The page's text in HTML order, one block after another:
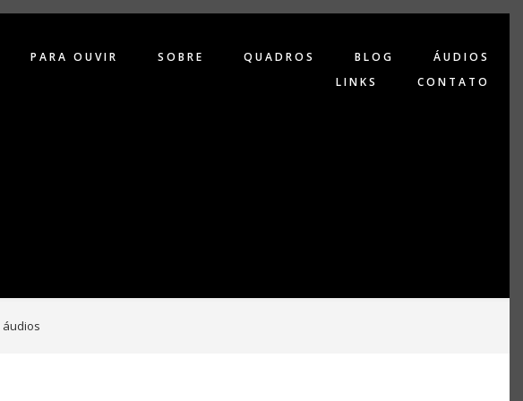
PARA OUVIR SOBRE QUADROS BLOG
ÁUDIOS
LINKS
CONTATO
áudios